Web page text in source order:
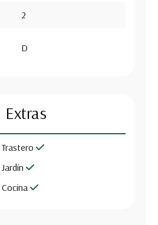
2
D
Extras
Trastero
Jardín
Cocina